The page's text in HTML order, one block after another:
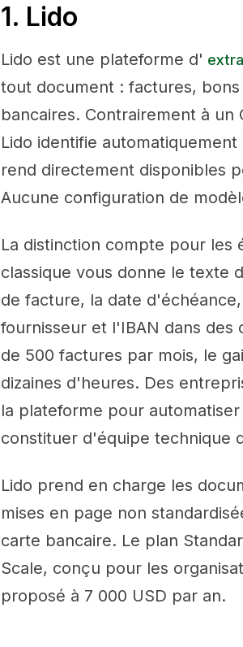
1. Lido
Lido est une plateforme d'
tout document : factures,
bancaires. Contrairement à
Lido identifie
rend directement disponibles
Aucune configuration de
La distinction compte pour les
classique vous donne le texte
de facture, la date
fournisseur et l'IBAN dans
de 500 factures par mois, le
dizaines d'heures. Des
la plateforme pour
constituer d'équipe technique
Lido prend en charge les
mises en page non
carte bancaire. Le plan
Scale, conçu pour les
proposé à 7 000 USD par an.